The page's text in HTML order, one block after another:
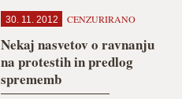
30. 11. 2012 CENZURIRANO
Nekaj nasvetov o ravnanju
na protestih in predlog
sprememb